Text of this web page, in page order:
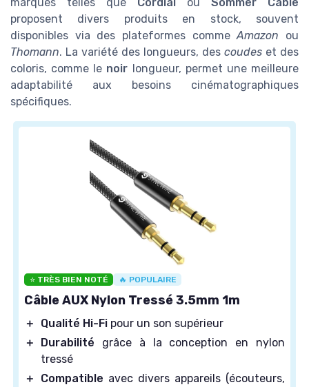
proposent divers produits en stock, souvent
disponibles via des plateformes commeAmazon ou
Thomann. La variété des longueurs, des coudes et des
coloris, comme le noir longueur, permet une meilleure
adaptabilité aux besoins cinématographiques
spécifiques.
⭐ TRÈS BIEN NOTÉ 🔥 POPULAIRE
Câble AUX Nylon Tressé 3.5mm 1m
＋ Qualité Hi-Fi pour un son supérieur
＋
Durabilité grâce à la conception en nylon
tressé
＋
Compatible avec divers appareils (écouteurs,